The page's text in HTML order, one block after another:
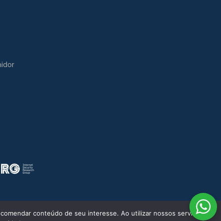
conteúdo de seu interesse. Ao utilizar nossos serviços,